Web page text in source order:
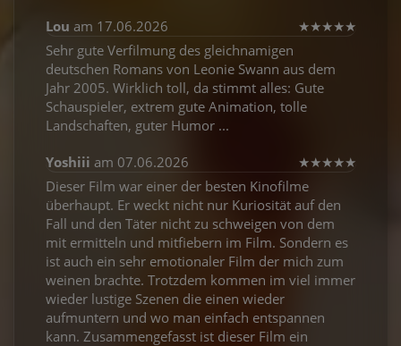
Lou am 17.06.2026 ★★★★★
Sehr gute Verfilmung des gleichnamigen
deutschen Romans von Leonie Swann aus dem
Jahr 2005. Wirklich toll, da stimmt alles: Gute
Schauspieler, extrem gute Animation, tolle
Landschaften, guter Humor ...
Yoshiii am 07.06.2026 ★★★★★
Dieser Film war einer der besten Kinofilme
überhaupt. Er weckt nicht nur Kuriosität auf den
Fall und den Täter nicht zu schweigen von dem
mit ermitteln und mitfiebern im Film. Sondern es
ist auch ein sehr emotionaler Film der mich zum
weinen brachte. Trotzdem kommen im viel immer
wieder lustige Szenen die einen wieder
aufmuntern und wo man einfach entspannen
kann. Zusammengefasst ist dieser Film ein